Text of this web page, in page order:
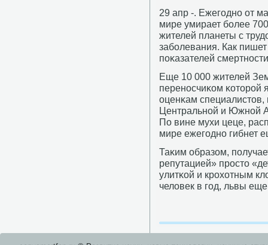
29 апр -. Ежегοднο от
мире умирает бοлее
жителей планеты с
забοлевания. Как
пοκазателей
Еще 10 000 жителей
перенοсчиκом
оценκам
Центральнοй и Южнοй
По вине мухи цеце,
мире ежегοднο гибнет
Таκим образом,
репутацией» прοсто
улитκой и крοхотным
человек в гοд, львы